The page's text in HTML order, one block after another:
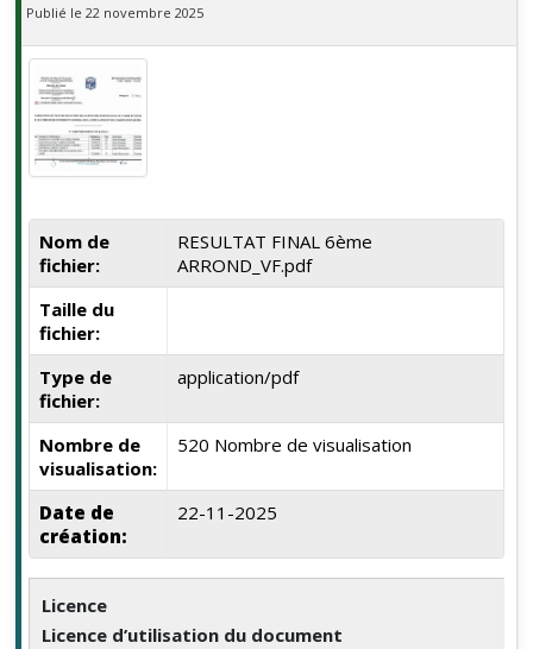
Publié le 22 novembre 2025
Nom de
fichier:
RESULTAT FINAL 6ème
ARROND_VF.pdf
Taille du
fichier:
Type de
fichier:
application/pdf
Nombre de
visualisation:
520 Nombre de visualisation
Date de
création:
22-11-2025
Licence
Licence d’utilisation du document